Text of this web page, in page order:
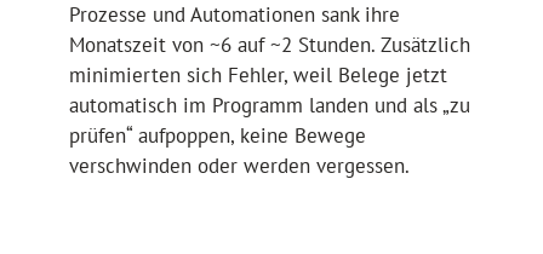
Prozesse und Automationen sank ihre
Monatszeit von ~6 auf ~2 Stunden. Zusätzlich
minimierten sich Fehler, weil Belege jetzt
automatisch im Programm landen und als „zu
prüfen“ aufpoppen, keine Bewege
verschwinden oder werden vergessen.